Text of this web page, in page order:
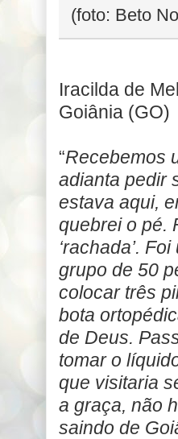
(foto: Beto
Iracilda de
Goiânia (GO)
“Recebemos
adianta pedir
estava aqui,
quebrei o pé.
‘rachada’.
grupo de 50
colocar três
bota
de Deus.
tomar o
que visitaria
a graça, não
saindo de